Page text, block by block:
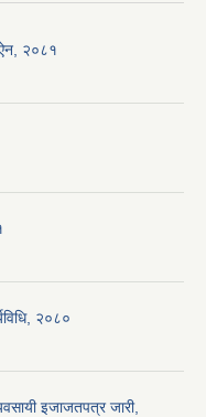
ऐन, २०८१
२०८०
इजाजतपत्र जारी,